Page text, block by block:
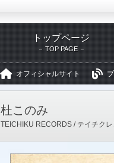
トップページ
TOP PAGE
オフィシャルサイト
杜このみ
TEICHIKU RECORDS / テイチクレ